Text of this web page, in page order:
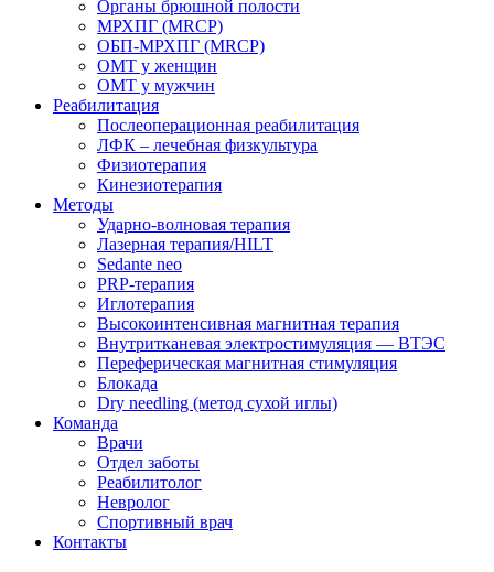
Органы брюшной полости
МРХПГ (MRCP)
ОБП-МРХПГ (MRCP)
ОМТ у женщин
ОМТ у мужчин
Реабилитация
Послеоперационная реабилитация
ЛФК – лечебная физкультура
Физиотерапия
Кинезиотерапия
Методы
Ударно-волновая терапия
Лазерная терапия/HILT
Sedante neo
PRP-терапия
Иглотерапия
Высокоинтенсивная магнитная терапия
Внутритканевая электростимуляция — ВТЭС
Переферическая магнитная стимуляция
Блокада
Dry needling (метод сухой иглы)
Команда
Врачи
Отдел заботы
Реабилитолог
Невролог
Спортивный врач
Контакты